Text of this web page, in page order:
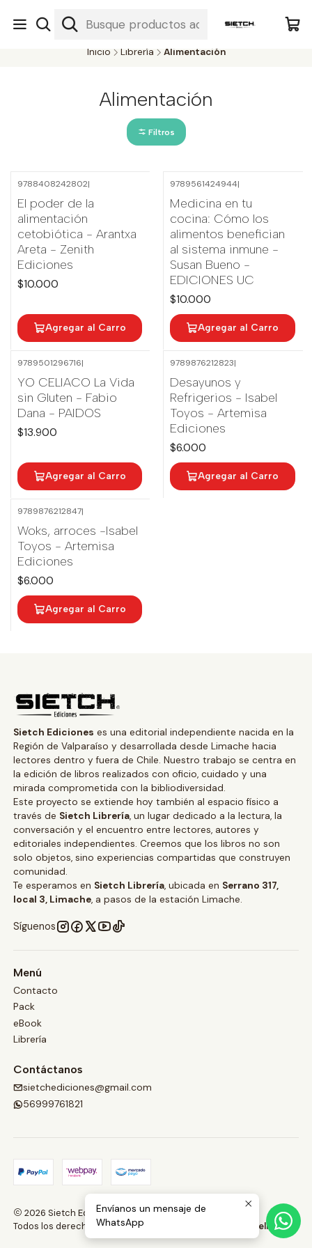
Nuestra librería - Serrano 317 local 3 - Limache.
#SomospartedelSietch
Inicio Librería Alimentación
Alimentación
Filtros
9788408242802|
El poder de la
alimentación
cetobiótica - Arantxa
Areta - Zenith
Ediciones
$10.000
Agregar al Carro
9789561424944|
Medicina en tu
cocina: Cómo los
alimentos benefician
al sistema inmune -
Susan Bueno -
EDICIONES UC
$10.000
Agregar al Carro
9789501296716|
YO CELIACO La Vida
sin Gluten - Fabio
Dana - PAIDOS
$13.900
Agregar al Carro
9789876212823|
Desayunos y
Refrigerios - Isabel
Toyos - Artemisa
Ediciones
$6.000
Agregar al Carro
9789876212847|
Woks, arroces -Isabel
Toyos - Artemisa
Ediciones
$6.000
Agregar al Carro
Sietch Ediciones es una editorial independiente nacida en la
Región de Valparaíso y desarrollada desde Limache hacia
lectores dentro y fuera de Chile. Nuestro trabajo se centra en
la edición de libros realizados con oficio, cuidado y una
mirada comprometida con la bibliodiversidad.
Este proyecto se extiende hoy también al espacio físico a
través de Sietch Librería, un lugar dedicado a la lectura, la
conversación y el encuentro entre lectores, autores y
editoriales independientes. Creemos que los libros no son
solo objetos, sino experiencias compartidas que construyen
comunidad.
Te esperamos en Sietch Librería, ubicada en Serrano 317,
local 3, Limache, a pasos de la estación Limache.
Síguenos
Menú
Contacto
Pack
eBook
Librería
Contáctanos
sietchediciones@gmail.com
56999761821
2026 Sietch Ediciones.
Todos los derechos reservados.
Desarrollado por Jumpseller.
Envíanos un mensaje de
WhatsApp